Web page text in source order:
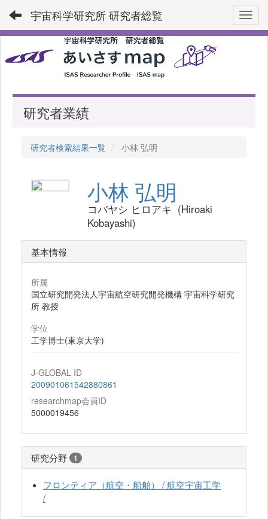
宇宙科学研究所 研究者総覧
研究者業績
研究者検索結果一覧 小林 弘明
小林 弘明
コバヤシ ヒロアキ (Hiroaki
Kobayashi)
基本情報
所属
国立研究開発法人宇宙航空研究開発機構 宇宙科学研究
所 教授
学位
工学博士(東京大学)
J-GLOBAL ID
200901061542880861
researchmap会員ID
5000019456
研究分野 1
フロンティア（航空・船舶） / 航空宇宙工学
/